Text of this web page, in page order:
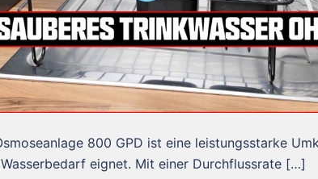
800 GPD ist eine leistungsstarke
eignet. Mit einer Durchflussrate […]